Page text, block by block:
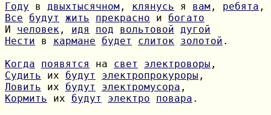
Году в двыхтысячном , клянусь я вам , ребята
Все
будут жить прекрасно и богато
И человек , идя под вольтовой дугой
Нести в кармане будет слиток золотой .
Когда
появятся на свет электроворы
Судить их будут электропрокуроры
Ловить их будут электромусора
Кормить их будут электро повара .